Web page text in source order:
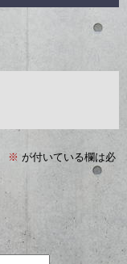
※ が付いている欄は必